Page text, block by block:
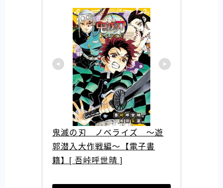
鬼滅の刃　ノベライズ　〜遊
郭潜入大作戦編〜【電子書
籍】[ 吾峠呼世晴 ]